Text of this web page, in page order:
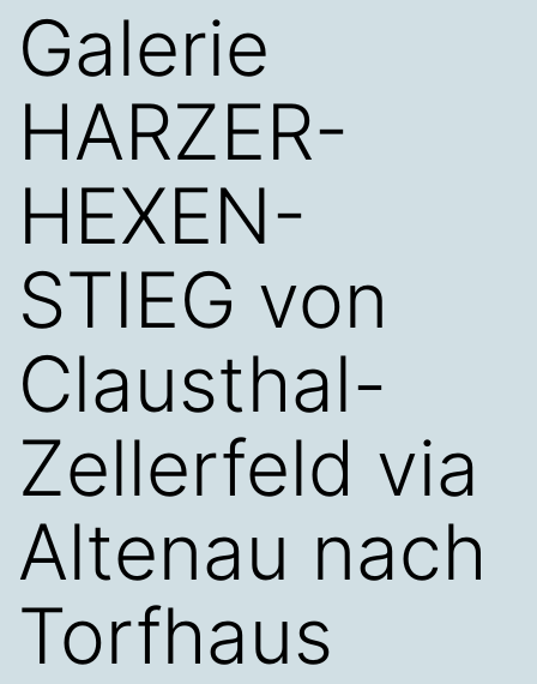
Galerie
HARZER-
HEXEN-
STIEG von
Clausthal-
Zellerfeld via
Altenau nach
Torfhaus